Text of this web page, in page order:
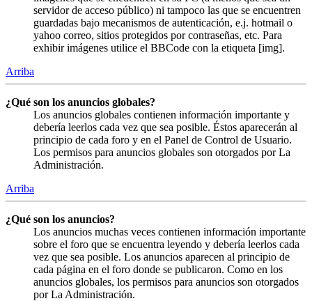
servidor de acceso público) ni tampoco las que se encuentren
guardadas bajo mecanismos de autenticación, e.j. hotmail o
yahoo correo, sitios protegidos por contraseñas, etc. Para
exhibir imágenes utilice el BBCode con la etiqueta [img].
Arriba
¿Qué son los anuncios globales?
Los anuncios globales contienen información importante y
debería leerlos cada vez que sea posible. Éstos aparecerán al
principio de cada foro y en el Panel de Control de Usuario.
Los permisos para anuncios globales son otorgados por La
Administración.
Arriba
¿Qué son los anuncios?
Los anuncios muchas veces contienen información importante
sobre el foro que se encuentra leyendo y debería leerlos cada
vez que sea posible. Los anuncios aparecen al principio de
cada página en el foro donde se publicaron. Como en los
anuncios globales, los permisos para anuncios son otorgados
por La Administración.